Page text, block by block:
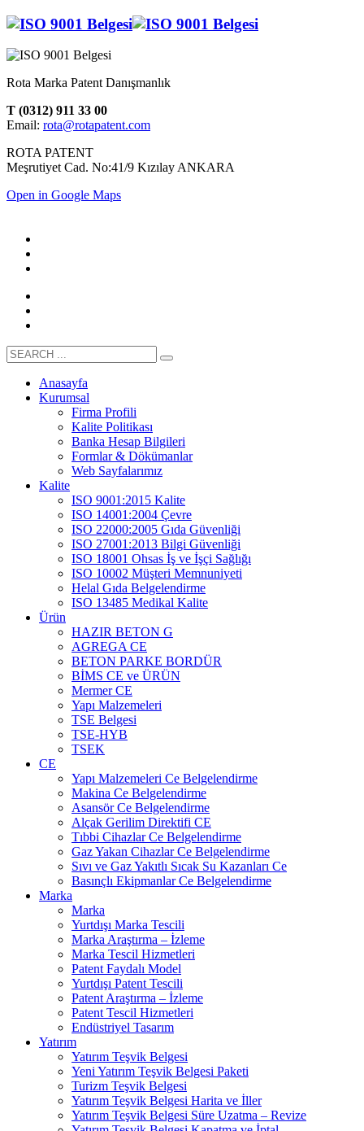
Rota Marka Patent Danışmanlık
T (0312) 911 33 00
Email: rota@rotapatent.com
ROTA PATENT
Meşrutiyet Cad. No:41/9 Kızılay ANKARA
Open in Google Maps
Anasayfa
Kurumsal
Firma Profili
Kalite Politikası
Banka Hesap Bilgileri
Formlar & Dökümanlar
Web Sayfalarımız
Kalite
ISO 9001:2015 Kalite
ISO 14001:2004 Çevre
ISO 22000:2005 Gıda Güvenliği
ISO 27001:2013 Bilgi Güvenliği
ISO 18001 Ohsas İş ve İşçi Sağlığı
ISO 10002 Müşteri Memnuniyeti
Helal Gıda Belgelendirme
ISO 13485 Medikal Kalite
Ürün
HAZIR BETON G
AGREGA CE
BETON PARKE BORDÜR
BİMS CE ve ÜRÜN
Mermer CE
Yapı Malzemeleri
TSE Belgesi
TSE-HYB
TSEK
CE
Yapı Malzemeleri Ce Belgelendirme
Makina Ce Belgelendirme
Asansör Ce Belgelendirme
Alçak Gerilim Direktifi CE
Tıbbi Cihazlar Ce Belgelendirme
Gaz Yakan Cihazlar Ce Belgelendirme
Sıvı ve Gaz Yakıtlı Sıcak Su Kazanları Ce
Basınçlı Ekipmanlar Ce Belgelendirme
Marka
Marka
Yurtdışı Marka Tescili
Marka Araştırma – İzleme
Marka Tescil Hizmetleri
Patent Faydalı Model
Yurtdışı Patent Tescili
Patent Araştırma – İzleme
Patent Tescil Hizmetleri
Endüstriyel Tasarım
Yatırım
Yatırım Teşvik Belgesi
Yeni Yatırım Teşvik Belgesi Paketi
Turizm Teşvik Belgesi
Yatırım Teşvik Belgesi Harita ve İller
Yatırım Teşvik Belgesi Süre Uzatma – Revize